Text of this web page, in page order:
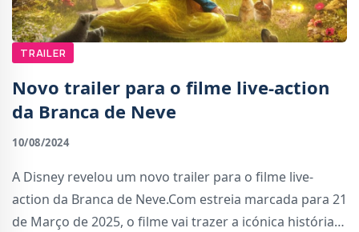
TRAILER
Novo trailer para o filme live-action
da Branca de Neve
10/08/2024
A Disney revelou um novo trailer para o filme live-
action da Branca de Neve.Com estreia marcada para 21
de Março de 2025, o filme vai trazer a icónica história